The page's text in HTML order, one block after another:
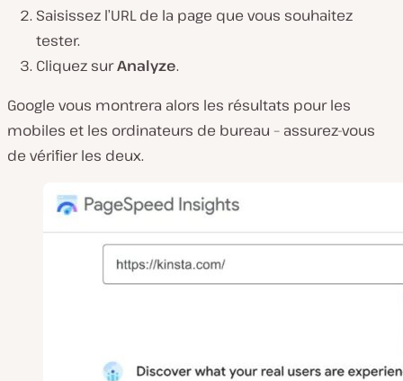
Saisissez l’URL de la page que vous souhaitez
tester.
Cliquez surAnalyze.
Google vous montrera alors les résultats pour les
mobiles et les ordinateurs de bureau – assurez-vous
de vérifier les deux.